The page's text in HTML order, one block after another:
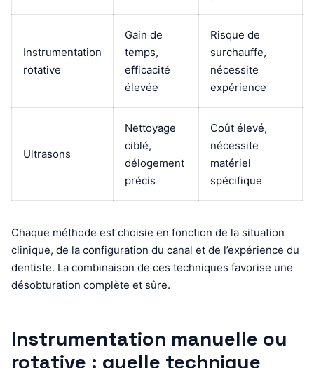
Instrumentation
rotative
Gain de
temps,
efficacité
élevée
Risque de
surchauffe,
nécessite
expérience
Ultrasons
Nettoyage
ciblé,
délogement
précis
Coût élevé,
nécessite
matériel
spécifique
Chaque méthode est choisie en fonction de la situation
clinique, de la configuration du canal et de l’expérience du
dentiste. La combinaison de ces techniques favorise une
désobturation complète et sûre.
Instrumentation manuelle ou
rotative : quelle technique